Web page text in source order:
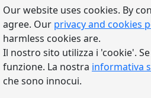
Our website uses cookies. By
agree. Our privacy and cookies
harmless cookies are.
Il nostro sito utilizza i 'cookie'.
funzione. La nostra informativa
che sono innocui.